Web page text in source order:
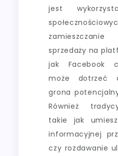
jest
sprzedaży na
jak Facebook
może dotrzeć
grona
Również
takie jak
informacyjnej
czy rozdawanie